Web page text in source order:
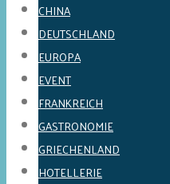
CHINA
DEUTSCHLAND
EUROPA
EVENT
FRANKREICH
GASTRONOMIE
GRIECHENLAND
HOTELLERIE